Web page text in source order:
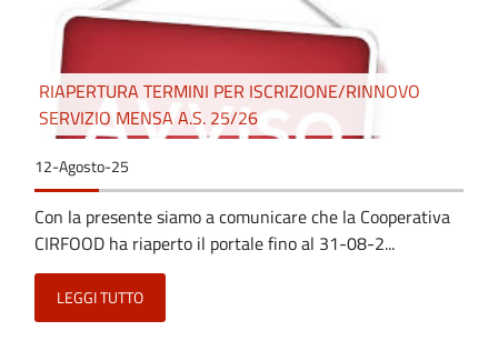
RIAPERTURA TERMINI PER ISCRIZIONE/RINNOVO
SERVIZIO MENSA A.S. 25/26
12-Agosto-25
Con la presente siamo a comunicare che la Cooperativa
CIRFOOD ha riaperto il portale fino al 31-08-2...
LEGGI TUTTO